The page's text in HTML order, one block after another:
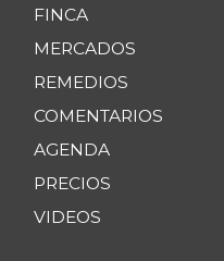
FINCA
MERCADOS
REMEDIOS
COMENTARIOS
AGENDA
PRECIOS
VIDEOS